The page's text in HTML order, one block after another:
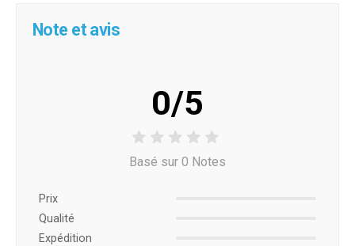
Note et avis
0/5
Basé sur 0 Notes
Prix ​​
Qualité
Expédition